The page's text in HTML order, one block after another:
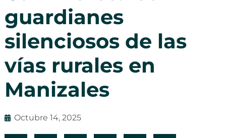
guardianes
silenciosos de las
vías rurales en
Manizales
Octubre 14, 2025